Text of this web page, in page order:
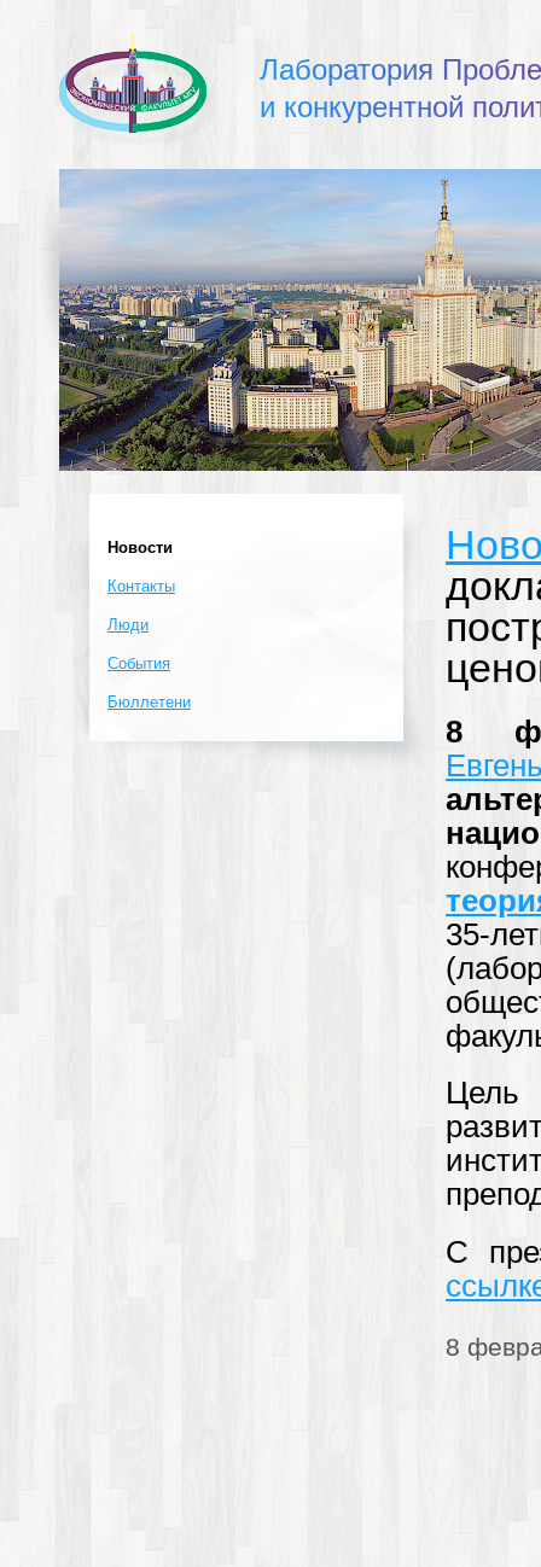
Лаборатория Пробле
и конкурентной поли
Новости
Контакты
Люди
События
Бюллетени
8
35-
Цель
С
8